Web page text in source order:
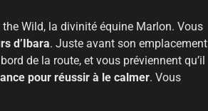
Wild, la divinité équine Marlon. Vous
d’Ibara. Juste avant son emplacement
de la route, et vous préviennent qu’il
pour réussir à le calmer. Vous